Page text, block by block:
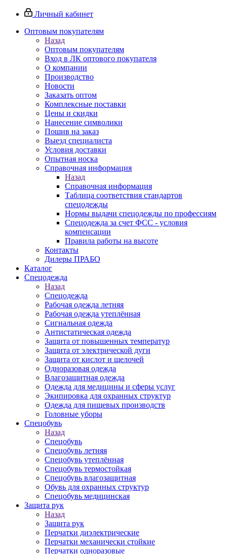
Личный кабинет
Оптовым покупателям
Назад
Оптовым покупателям
Вход в ЛК оптового покупателя
О компании
Производство
Новости
Заказать оптом
Комплексные поставки
Цены и скидки
Нанесение символики
Пошив на заказ
Выезд специалиста
Условия доставки
Опытная носка
Справочная информация
Назад
Справочная информация
Таблица соответствия стандартов
спецодежды
Нормы выдачи спецодежды по профессиям
Спецодежда за счет ФСС - условия
компенсации
Правила работы на высоте
Контакты
Дилеры ПРАБО
Каталог
Спецодежда
Назад
Спецодежда
Рабочая одежда летняя
Рабочая одежда утеплённая
Сигнальная одежда
Антистатическая одежда
Защита от повышенных температур
Защита от электрической дуги
Защита от кислот и щелочей
Одноразовая одежда
Влагозащитная одежда
Одежда для медицины и сферы услуг
Экипировка для охранных структур
Одежда для пищевых производств
Головные уборы
Спецобувь
Назад
Спецобувь
Спецобувь летняя
Спецобувь утеплённая
Спецобувь термостойкая
Спецобувь влагозащитная
Обувь для охранных структур
Спецобувь медицинская
Защита рук
Назад
Защита рук
Перчатки диэлектрические
Перчатки механически стойкие
Перчатки одноразовые